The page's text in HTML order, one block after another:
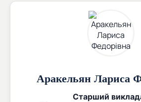
Аракельян Лариса
Старший